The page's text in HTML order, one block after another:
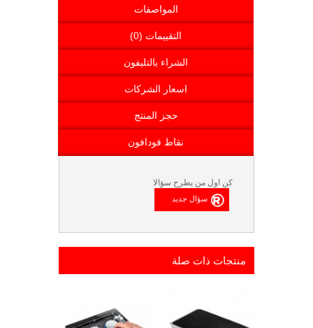
المواصفات
التقييمات (0)
الشراء بالتليفون
اسعار الشركات
حجز المنتج
نقاط فودافون
كن اول من يطرح سؤالا
منتجات ذات صلة